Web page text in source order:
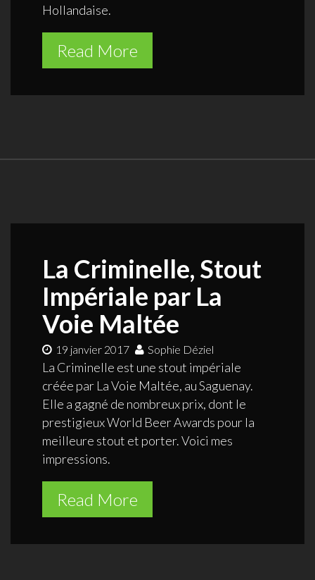
Hollandaise.
Read More
La Criminelle, Stout
Impériale par La
Voie Maltée
19 janvier 2017 Sophie Déziel
La Criminelle est une stout impériale
créée par La Voie Maltée, au Saguenay.
Elle a gagné de nombreux prix, dont le
prestigieux World Beer Awards pour la
meilleure stout et porter. Voici mes
impressions.
Read More